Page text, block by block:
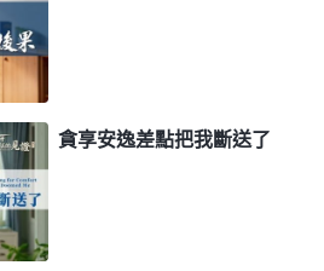
到的都達不到了。反省到這
的心意是希望我盡本分能用心
自己的功用，做出更好的視頻
惰貪享安逸，在本分上不實際
到，辜負了神的期望，我太没
！認識到這兒，我哭着向神禱
用這樣的態度盡本分，我真是
貪享安逸差點把我斷送了